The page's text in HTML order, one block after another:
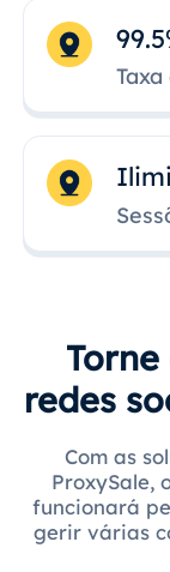
redes
Com as
ProxySale,
funcionará
gerir várias